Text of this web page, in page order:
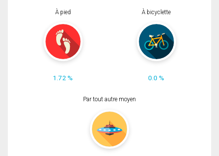
À pied
1.72 %
À bicyclette
0.0 %
Par tout autre moyen